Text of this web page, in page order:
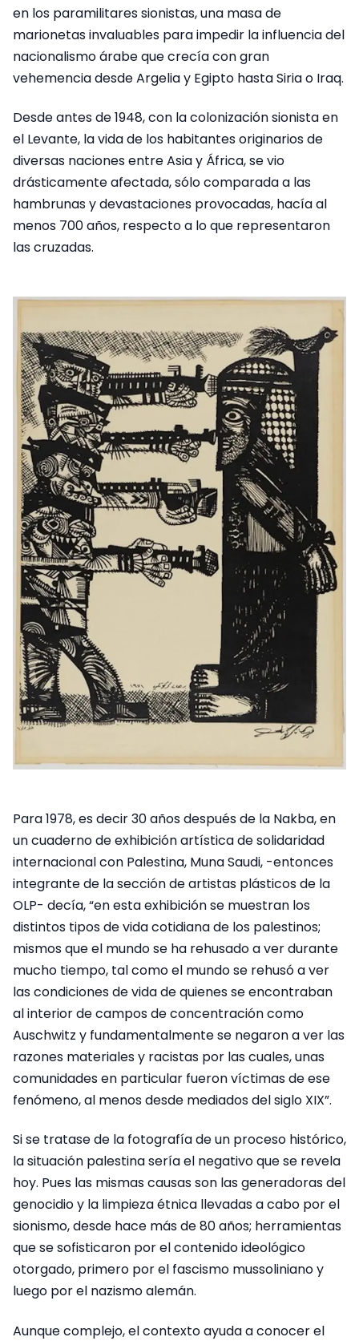
en los paramilitares sionistas, una masa de
marionetas invaluables para impedir la influencia del
nacionalismo árabe que crecía con gran
vehemencia desde Argelia y Egipto hasta Siria o Iraq.
Desde antes de 1948, con la colonización sionista en
el Levante, la vida de los habitantes originarios de
diversas naciones entre Asia y África, se vio
drásticamente afectada, sólo comparada a las
hambrunas y devastaciones provocadas, hacía al
menos 700 años, respecto a lo que representaron
las cruzadas.
Para 1978, es decir 30 años después de la Nakba, en
un cuaderno de exhibición artística de solidaridad
internacional con Palestina, Muna Saudi, -entonces
integrante de la sección de artistas plásticos de la
OLP- decía, “en esta exhibición se muestran los
distintos tipos de vida cotidiana de los palestinos;
mismos que el mundo se ha rehusado a ver durante
mucho tiempo, tal como el mundo se rehusó a ver
las condiciones de vida de quienes se encontraban
al interior de campos de concentración como
Auschwitz y fundamentalmente se negaron a ver las
razones materiales y racistas por las cuales, unas
comunidades en particular fueron víctimas de ese
fenómeno, al menos desde mediados del siglo XIX”.
Si se tratase de la fotografía de un proceso histórico,
la situación palestina sería el negativo que se revela
hoy. Pues las mismas causas son las generadoras del
genocidio y la limpieza étnica llevadas a cabo por el
sionismo, desde hace más de 80 años; herramientas
que se sofisticaron por el contenido ideológico
otorgado, primero por el fascismo mussoliniano y
luego por el nazismo alemán.
Aunque complejo, el contexto ayuda a conocer el